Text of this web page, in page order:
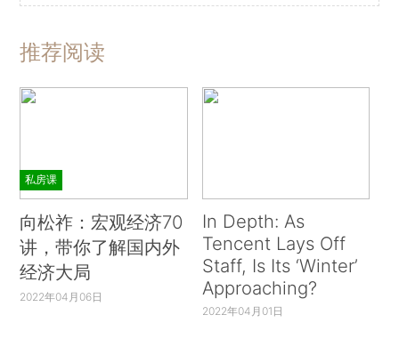
推荐阅读
私房课
向松祚：宏观经济70
讲，带你了解国内外
经济大局
2022年04月06日
In Depth: As
Tencent Lays Off
Staff, Is Its ‘Winter’
Approaching?
2022年04月01日